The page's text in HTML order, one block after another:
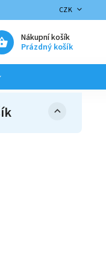
CZK
Nákupní košík
Prázdný košík